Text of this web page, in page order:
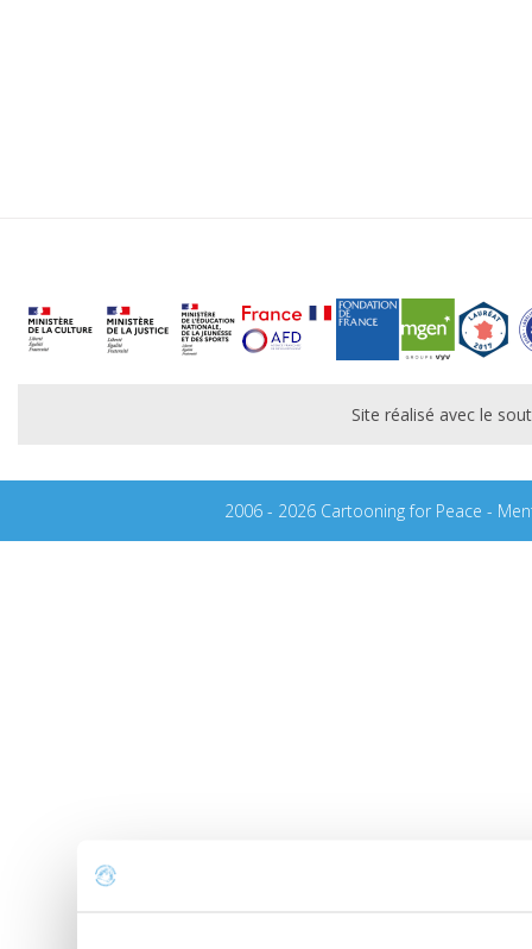
Site réalisé avec le
2006 - 2026 Cartooning for Peace -